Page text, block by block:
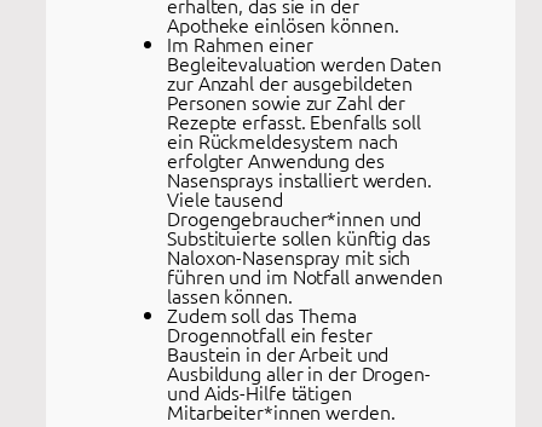
Apotheke einlösen können.
Im Rahmen einer
Begleitevaluation werden Daten
zur Anzahl der ausgebildeten
Personen sowie zur Zahl der
Rezepte erfasst. Ebenfalls soll
ein Rückmeldesystem nach
erfolgter Anwendung des
Nasensprays installiert werden.
Viele tausend
Drogengebraucher*innen und
Substituierte sollen künftig das
Naloxon-Nasenspray mit sich
führen und im Notfall anwenden
lassen können.
Zudem soll das Thema
Drogennotfall ein fester
Baustein in der Arbeit und
Ausbildung aller in der Drogen-
und Aids-Hilfe tätigen
Mitarbeiter*innen werden.